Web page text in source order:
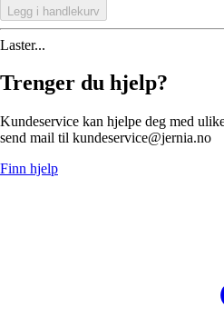
Legg i handlekurv
Laster...
Trenger du hjelp?
Kundeservice kan hjelpe deg med
send mail til kundeservice@jernia.no
Finn hjelp